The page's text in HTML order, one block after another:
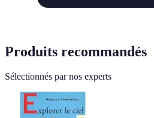
Produits recommandés
Sélectionnés par nos experts